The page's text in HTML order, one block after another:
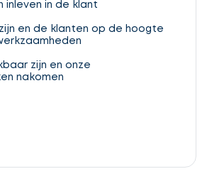
inleven in de klant
en de klanten op de hoogte
zijn en onze
nakomen